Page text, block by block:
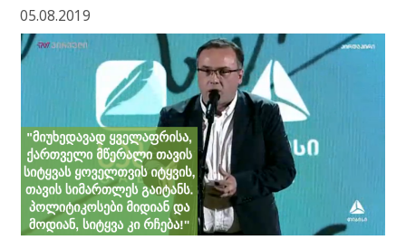
05.08.2019